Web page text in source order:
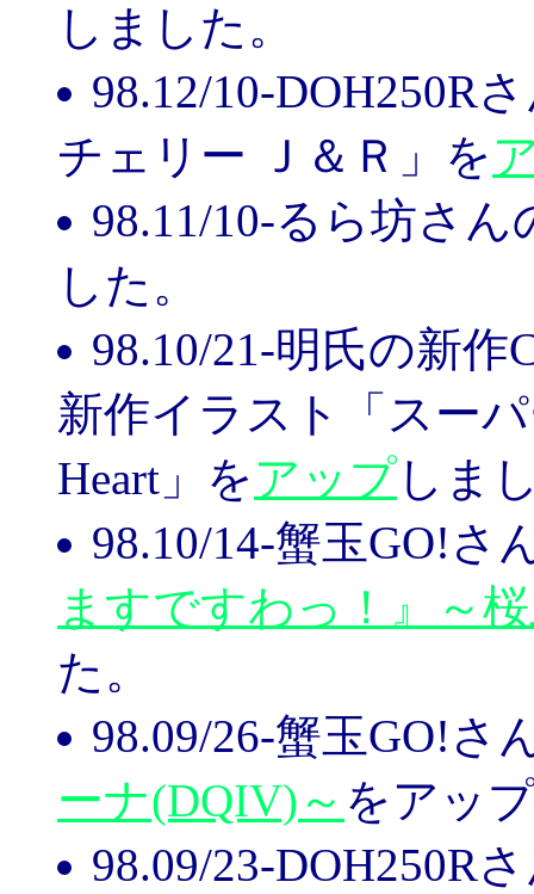
しました。
98.12/10-DOH250R
チェリー Ｊ＆Ｒ」を
98.11/10-るら坊さん
した。
98.10/21-明氏の新作
新作イラスト「スー
Heart」を アップしま
98.10/14-蟹玉GO!さ
ますですわっ！』～
た。
98.09/26-蟹玉GO!さ
ーナ(DQIV)～ をアッ
98.09/23-DOH250R